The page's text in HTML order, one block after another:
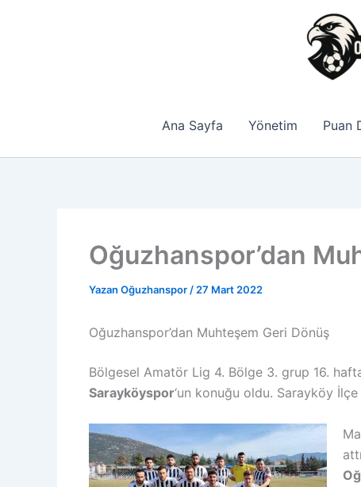
Ana Sayfa Yönetim Puan
Oğuzhanspor’dan
Yazan Oğuzhanspor / 27 Mart 2022
Oğuzhanspor’dan Muhteşem Geri Dönüş
Bölgesel Amatör Lig 4. Bölge 3. grup 16.
Sarayköyspor‘un konuğu oldu. Sarayköy